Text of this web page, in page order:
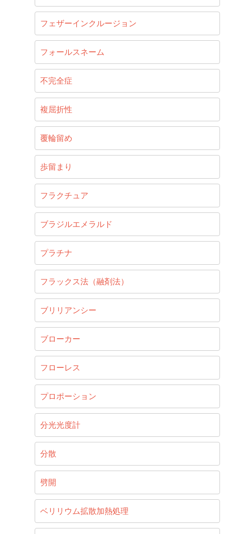
フェザーインクルージョン
フォールスネーム
不完全症
複屈折性
覆輪留め
歩留まり
フラクチュア
ブラジルエメラルド
プラチナ
フラックス法（融剤法）
ブリリアンシー
ブローカー
フローレス
プロポーション
分光光度計
分散
劈開
ベリリウム拡散加熱処理